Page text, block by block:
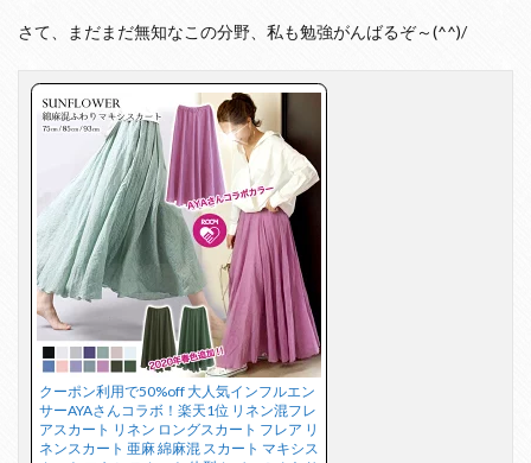
さて、まだまだ無知なこの分野、私も勉強がんばるぞ～(^^)/
クーポン利用で50%off 大人気インフルエン
サーAYAさんコラボ！楽天1位 リネン混フレ
アスカート リネン ロングスカート フレア リ
ネンスカート 亜麻 綿麻混 スカート マキシス